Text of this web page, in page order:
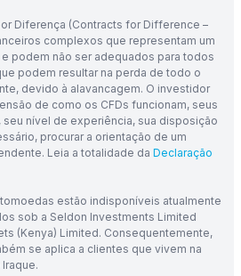
Diferença (Contracts for Difference –
complexos que representam um
podem não ser adequados para todos
podem resultar na perda de todo o
devido à alavancagem. O investidor
de como os CFDs funcionam, seus
nível de experiência, sua disposição
procurar a orientação de um
Leia a totalidade da Declaração
estão indisponíveis atualmente
sob a Seldon Investments Limited
(Kenya) Limited. Consequentemente,
se aplica a clientes que vivem na